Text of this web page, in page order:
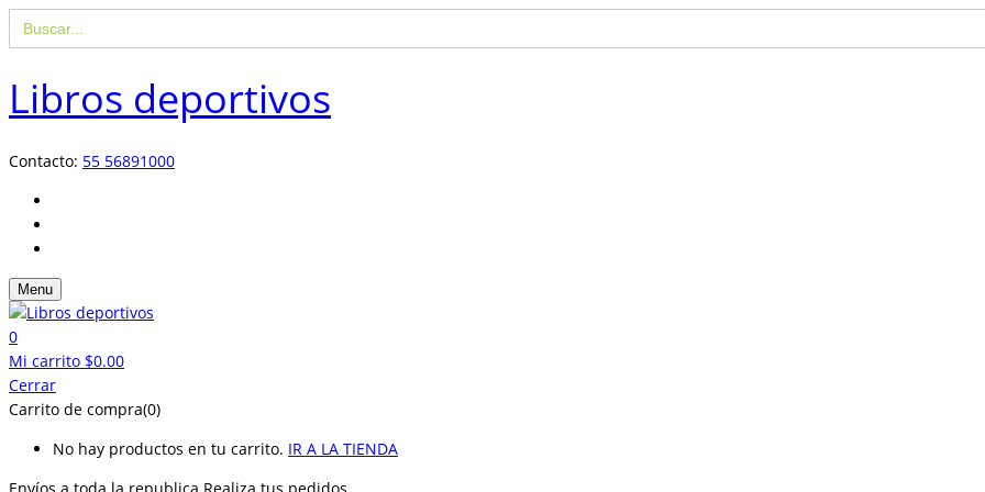
Buscar:
Libros deportivos
Contacto: 55 56891000
Menu
0
Mi carrito $0.00
Cerrar
Carrito de compra(0)
No hay productos en tu carrito. IR A LA TIENDA